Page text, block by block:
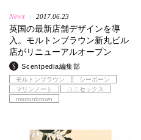
News 2017.06.23
英国の最新店舗デザインを導
入。モルトンブラウン新丸ビル
店がリニューアルオープン
Scentpedia編集部
モルトンブラウン
シーボーン
マリンノート
ユニセックス
mortonbrown